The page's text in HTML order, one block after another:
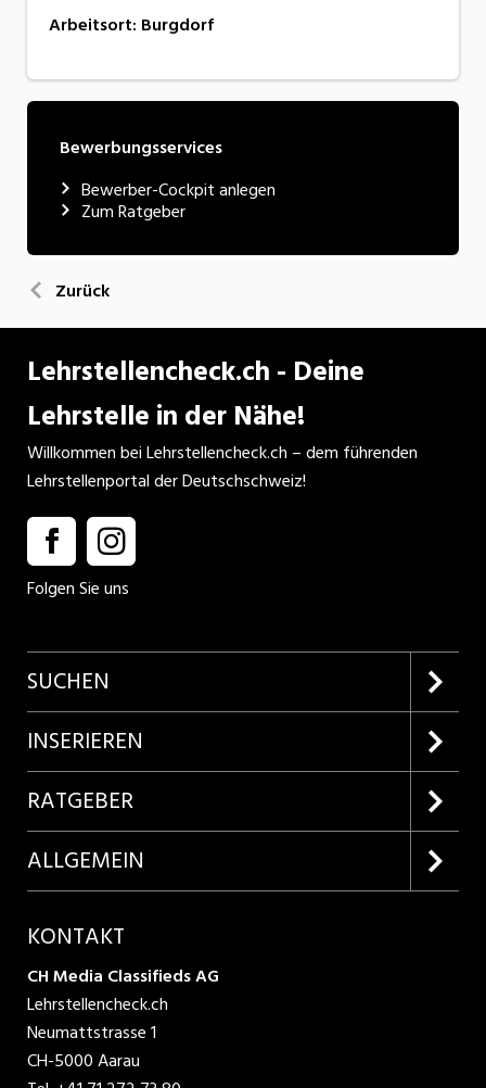
Arbeitsort: Burgdorf
Bewerbungsservices
Bewerber-Cockpit anlegen
Zum Ratgeber
Zurück
Lehrstellencheck.ch - Deine
Lehrstelle in der Nähe!
Willkommen bei Lehrstellencheck.ch – dem führenden
Lehrstellenportal der Deutschschweiz!
Folgen Sie uns
SUCHEN
Firmenprofile entdecken
Lehrstellen suchen
INSERIEREN
Kundenlogin
Inserieren
Produkte
RATGEBER
Lehrberufe entdecken
ALLGEMEIN
AGB
Datenschutzbestimmungen
Nutzungsbedingungen
KONTAKT
CH Media Classifieds AG
Lehrstellencheck.ch
Neumattstrasse 1
CH-5000 Aarau